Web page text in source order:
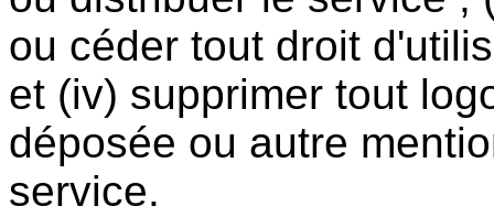
ou céder tout droit
et (iv) supprimer tout
déposée ou autre
service.